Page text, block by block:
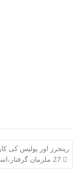
رینجرز اور پولیس کی
27 ملزمان گرفتار،اسلحہ برآمد